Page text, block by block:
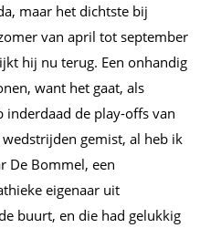
maar het dichtste bij
van april tot september
hij nu terug. Een onhandig
want het gaat, als
inderdaad de play-offs van
gemist, al heb ik
De Bommel, een
eigenaar uit
buurt, en die had gelukkig